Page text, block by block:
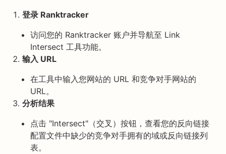
登录 Ranktracker
访问您的 Ranktracker 账户并导航至 Link
Intersect 工具功能。
输入 URL
在工具中输入您网站的 URL 和竞争对手网站的
URL。
分析结果
点击 "Intersect"（交叉）按钮，查看您的反向链接
配置文件中缺少的竞争对手拥有的域或反向链接列
表。